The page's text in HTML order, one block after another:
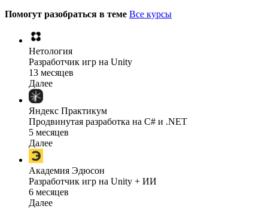
Помогут разобраться в теме Все курсы
Нетология
Разработчик игр на Unity
13 месяцев
Далее
Яндекс Практикум
Продвинутая разработка на C# и .NET
5 месяцев
Далее
Академия Эдюсон
Разработчик игр на Unity + ИИ
6 месяцев
Далее